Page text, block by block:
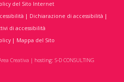
del Sito Internet
| Dichiarazione di accessibilità |
di accessibilità
| Mappa del Sito
Creativa | hosting: S-D CONSULTING